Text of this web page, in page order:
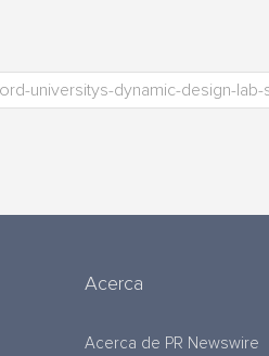
Acerca
Acerca de PR Newswire